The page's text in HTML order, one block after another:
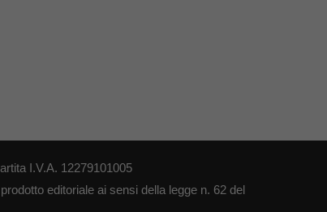
I.V.A. 12279101005
editoriale ai sensi della legge n. 62 del